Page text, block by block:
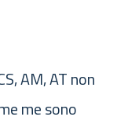
AM, AT non
me sono